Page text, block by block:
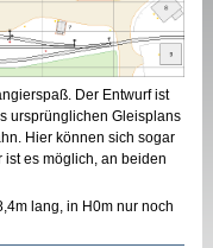
Der Entwurf ist
ursprünglichen Gleisplans
Hier können sich sogar
es möglich, an beiden
m lang, in H0m nur noch